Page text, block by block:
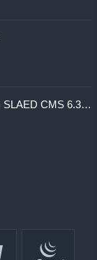
Тестируем релиз Pre-Alpha версии системы SLAED CMS 6.3 Pro